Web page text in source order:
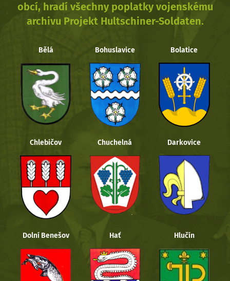
obcí, hradí všechny poplatky vojenskému
archivu Projekt Hultschiner-Soldaten.
Bělá Bohuslavice Bolatice
Chlebičov Chuchelná Darkovice
Dolní Benešov Hať Hlučín